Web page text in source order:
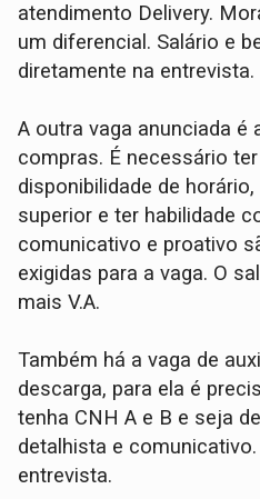
atendimento Delivery.
um diferencial. Salário e
diretamente na entrevista.
A outra vaga anunciada é
compras. É necessário
disponibilidade de
superior e ter habilidade
comunicativo e proativo
exigidas para a vaga. O
mais V.A.
Também há a vaga de
descarga, para ela é
tenha CNH A e B e seja
detalhista e
entrevista.